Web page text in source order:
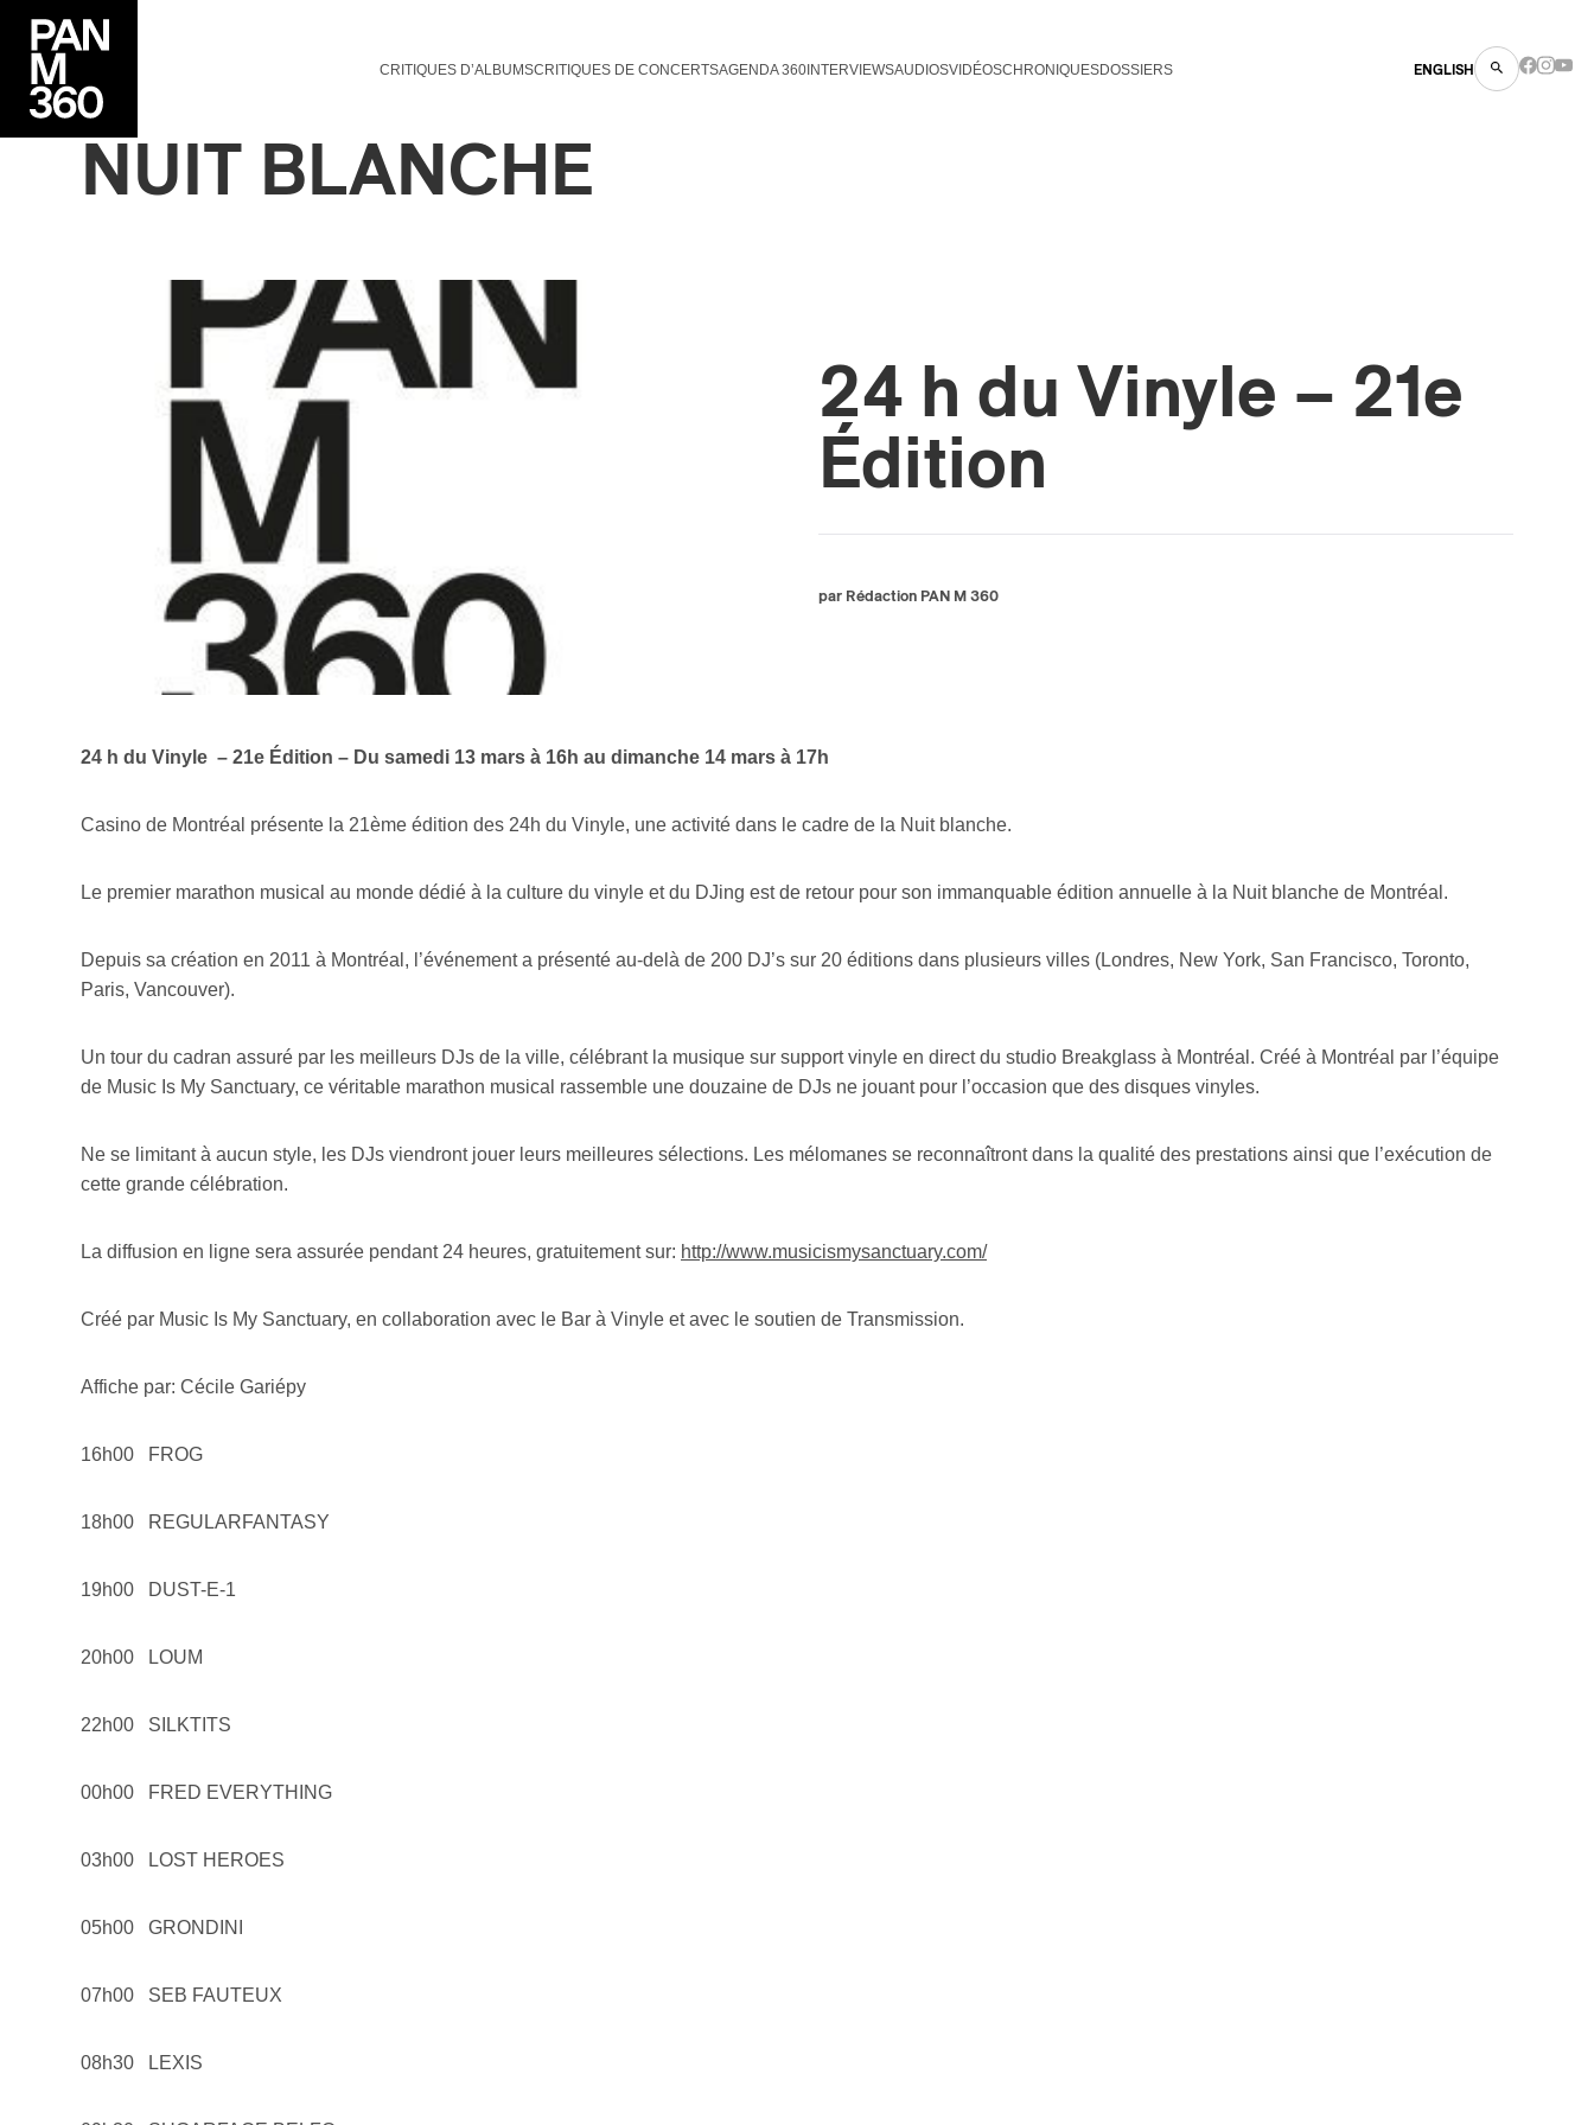
CRITIQUES D’ALBUMSCRITIQUES DE CONCERTSAGENDA 360INTERVIEWSAUDIOSVIDÉOSCHRONIQUESDOSSIERS ENGLISH
NUIT BLANCHE
24 h du Vinyle – 21e
Édition
par Rédaction PAN M 360
24 h du Vinyle – 21e Édition – Du samedi 13 mars à 16h au dimanche 14 mars à 17h
Casino de Montréal présente la 21ème édition des 24h du Vinyle, une activité dans le cadre de la Nuit blanche.
Le premier marathon musical au monde dédié à la culture du vinyle et du DJing est de retour pour son immanquable édition annuelle à la Nuit blanche de Montréal.
Depuis sa création en 2011 à Montréal, l’événement a présenté au-delà de 200 DJ’s sur 20 éditions dans plusieurs villes (Londres, New York, San Francisco, Toronto,
Paris, Vancouver).
Un tour du cadran assuré par les meilleurs DJs de la ville, célébrant la musique sur support vinyle en direct du studio Breakglass à Montréal. Créé à Montréal par l’équipe
de Music Is My Sanctuary, ce véritable marathon musical rassemble une douzaine de DJs ne jouant pour l’occasion que des disques vinyles.
Ne se limitant à aucun style, les DJs viendront jouer leurs meilleures sélections. Les mélomanes se reconnaîtront dans la qualité des prestations ainsi que l’exécution de
cette grande célébration.
La diffusion en ligne sera assurée pendant 24 heures, gratuitement sur: http://www.musicismysanctuary.com/
Créé par Music Is My Sanctuary, en collaboration avec le Bar à Vinyle et avec le soutien de Transmission.
Affiche par: Cécile Gariépy
16h00 FROG
18h00 REGULARFANTASY
19h00 DUST-E-1
20h00 LOUM
22h00 SILKTITS
00h00 FRED EVERYTHING
03h00 LOST HEROES
05h00 GRONDINI
07h00 SEB FAUTEUX
08h30 LEXIS
Inscription
Infolettre
Type d'abonné